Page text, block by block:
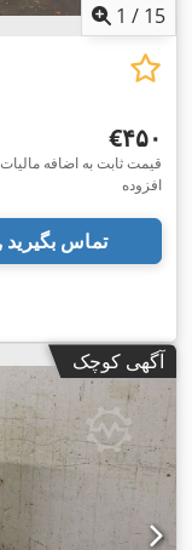
1 / 15
‎€۴۵۰
قیمت ثابت به اضافه
افزوده
تماس بگیرید
آگهی کوچک